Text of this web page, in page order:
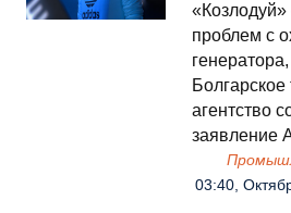
«Козлодуй»
проблем с
агентство
заявление
03:40,